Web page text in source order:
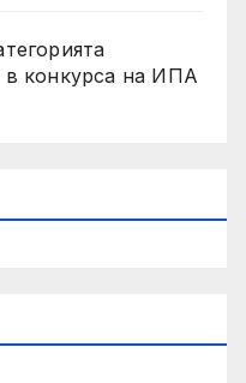
в конкурса на ИПА